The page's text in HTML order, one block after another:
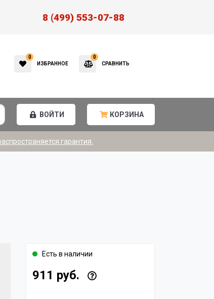
8 (499) 553-07-88
0
ИЗБРАННОЕ
0
СРАВНИТЬ
ВОЙТИ КОРЗИНА
гарантия.
Есть в наличии
911 руб.